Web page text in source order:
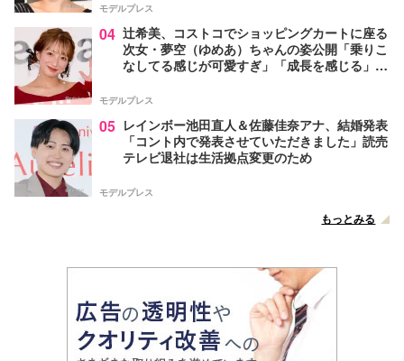
モデルプレス
04 辻希美、コストコでショッピングカートに座る
次女・夢空（ゆめあ）ちゃんの姿公開「乗りこ
なしてる感じが可愛すぎ」「成長を感じる」の
モデルプレス
05 レインボー池田直人＆佐藤佳奈アナ、結婚発表
「コント内で発表させていただきました」読売
テレビ退社は生活拠点変更のため
モデルプレス
もっとみる